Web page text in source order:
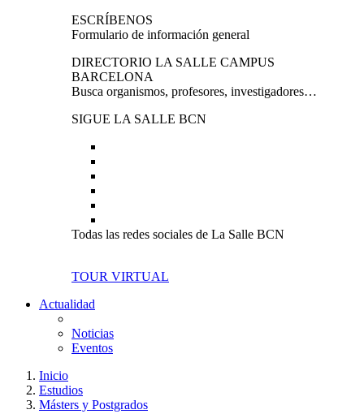
ESCRÍBENOS
Formulario de información general
DIRECTORIO LA SALLE CAMPUS
BARCELONA
Busca organismos, profesores, investigadores…
SIGUE LA SALLE BCN
Todas las redes sociales de La Salle BCN
TOUR VIRTUAL
Actualidad
Noticias
Eventos
Inicio
Estudios
Másters y Postgrados